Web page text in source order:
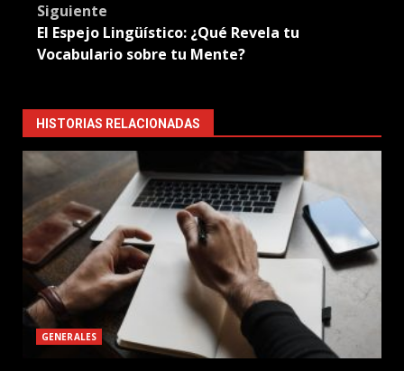
Siguiente
El Espejo Lingüístico: ¿Qué Revela tu
Vocabulario sobre tu Mente?
HISTORIAS RELACIONADAS
GENERALES